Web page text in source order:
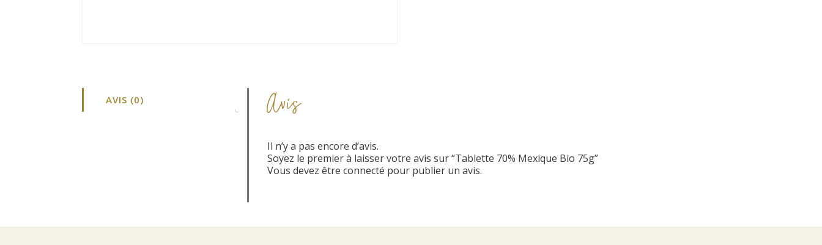
AVIS (0) Avis
Il n’y a pas encore d’avis.
Soyez le premier à laisser votre avis sur “Tablette 70% Mexique Bio 75g”
Vous devez être connecté pour publier un avis.